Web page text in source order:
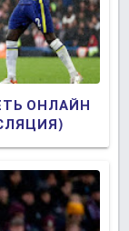
ОНЛАЙН